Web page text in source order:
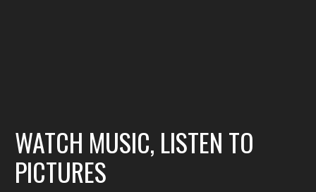
WATCH MUSIC, LISTEN TO
PICTURES